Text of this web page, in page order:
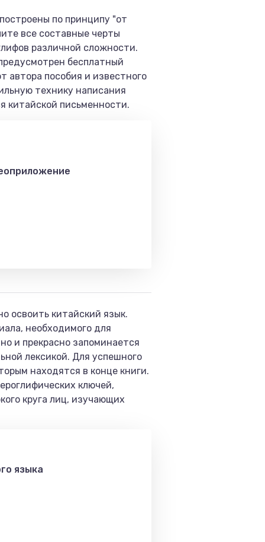
по принципу "от
все составные черты
различной сложности.
бесплатный
автора пособия и известного
технику написания
китайской письменности.
освоить китайский язык.
необходимого для
и прекрасно запоминается
лексикой. Для успешного
находятся в конце книги.
ключей,
круга лиц, изучающих
языка